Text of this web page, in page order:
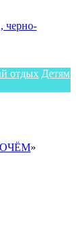
черно-
отдых Детям
»